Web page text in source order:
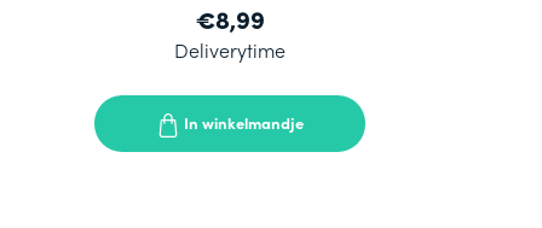
€8,99
Deliverytime
In winkelmandje